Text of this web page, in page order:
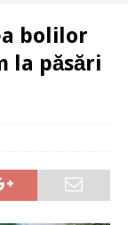
bolilor
la păsări